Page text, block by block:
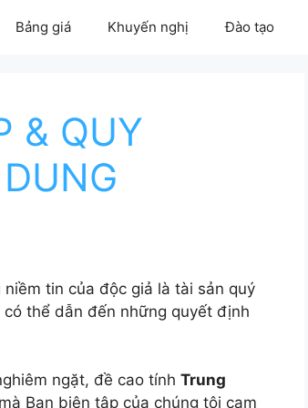
Bảng giá Khuyến nghị Đào tạo
& QUY
niềm tin của độc giả là tài sản quý
thể dẫn đến những quyết định
ngặt, đề cao tính Trung
Ban biên tập của chúng tôi cam